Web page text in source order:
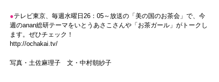
●テレビ東京、毎週水曜日26：05～放送の「美の国のお茶会」で、今
週のanan総研テーマをいとうあさこさんや「お茶ガール」がトークし
ます。ぜひチェック！
http://ochakai.tv/
写真・土佐麻理子 文・中村朝紗子